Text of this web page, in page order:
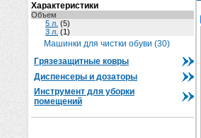
Характеристики
Объем
5 л. (5)
3 л. (1)
Машинки для чистки обуви (30)
Грязезащитные ковры
Диспенсеры и дозаторы
Инструмент для уборки
помещений